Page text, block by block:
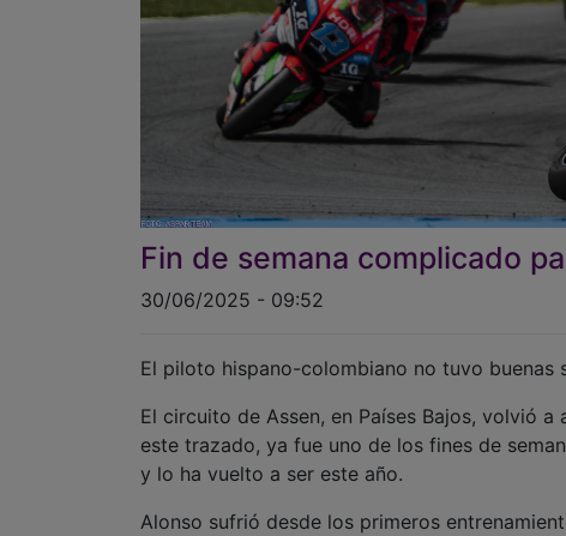
Fin de semana complicado
30/06/2025 - 09:52
El piloto hispano-colombiano no tuvo buenas
El circuito de Assen, en Países Bajos, volvió
este trazado, ya fue uno de los fines de
y lo ha vuelto a ser este año.
Alonso sufrió desde los primeros